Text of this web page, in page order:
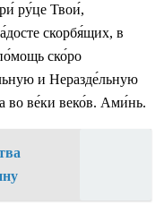
ру́це Твои́,
скорбя́щих, в
ско́ро
и Неразде́льную
во ве́ки веко́в. Ами́нь.